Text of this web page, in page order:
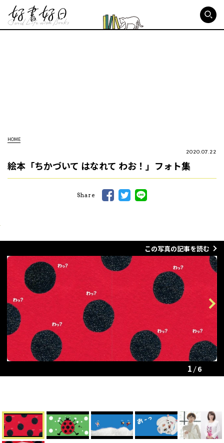
HOME
2020.07.22
絵本「ちかづいて はなれて わお！」フォト集
Share
この写真の記事を読む
Previous Next
1 6